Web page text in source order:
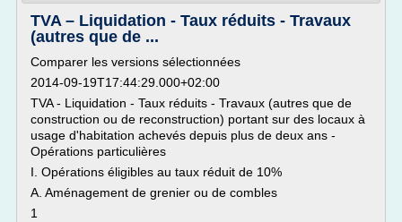
TVA – Liquidation - Taux réduits - Travaux
(autres que de ...
Comparer les versions sélectionnées
2014-09-19T17:44:29.000+02:00
TVA - Liquidation - Taux réduits - Travaux (autres que de
construction ou de reconstruction) portant sur des locaux à
usage d'habitation achevés depuis plus de deux ans -
Opérations particulières
I. Opérations éligibles au taux réduit de 10%
A. Aménagement de grenier ou de combles
1